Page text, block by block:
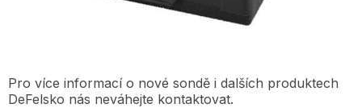
Pro více informací o nové sondě i dalších produktech
DeFelsko nás neváhejte kontaktovat.